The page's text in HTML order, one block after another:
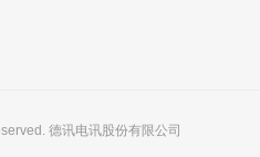
德讯电讯股份有限公司